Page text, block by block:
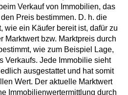
Verkauf von Immobilien, das
Preis bestimmen. D. h. die
wie ein Käufer bereit ist, dafür zu
Marktwert bzw. Marktpreis durch
wie zum Beispiel Lage,
Verkaufs. Jede Immobilie sieht
ausgestattet und hat somit
Wert. Der aktuelle Marktwert
Immobilienwertermittlung durch